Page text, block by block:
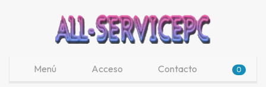
Menú Acceso Contacto 0